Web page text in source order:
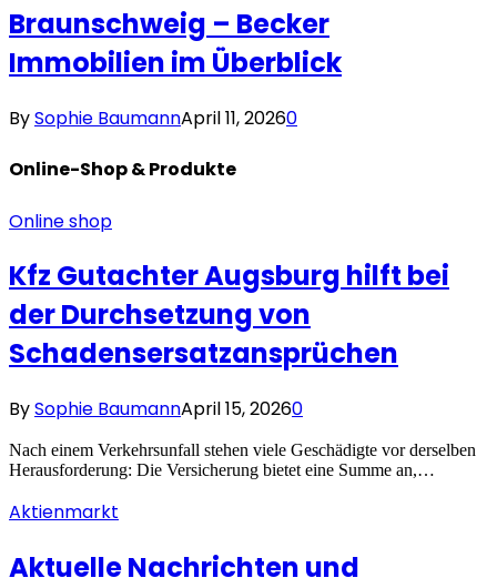
Braunschweig – Becker
Immobilien im Überblick
BySophie BaumannApril 11, 20260
Online-Shop &Produkte
Online shop
Kfz Gutachter Augsburg hilft bei
der Durchsetzung von
Schadensersatzansprüchen
BySophie BaumannApril 15, 20260
Nach einem Verkehrsunfall stehen viele Geschädigte vor derselben
Herausforderung: Die Versicherung bietet eine Summe an,…
Aktienmarkt
Aktuelle Nachrichten und